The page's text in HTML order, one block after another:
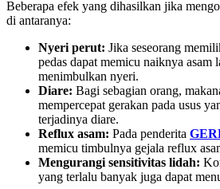
Beberapa efek yang dihasilkan jika
di antaranya:
Nyeri perut: Jika seseorang
pedas dapat memicu naiknya asam
menimbulkan nyeri.
Diare: Bagi sebagian orang,
mempercepat gerakan pada usus
terjadinya diare.
Reflux asam: Pada penderita
memicu timbulnya gejala reflux
Mengurangi sensitivitas lidah:
yang terlalu banyak juga dapat